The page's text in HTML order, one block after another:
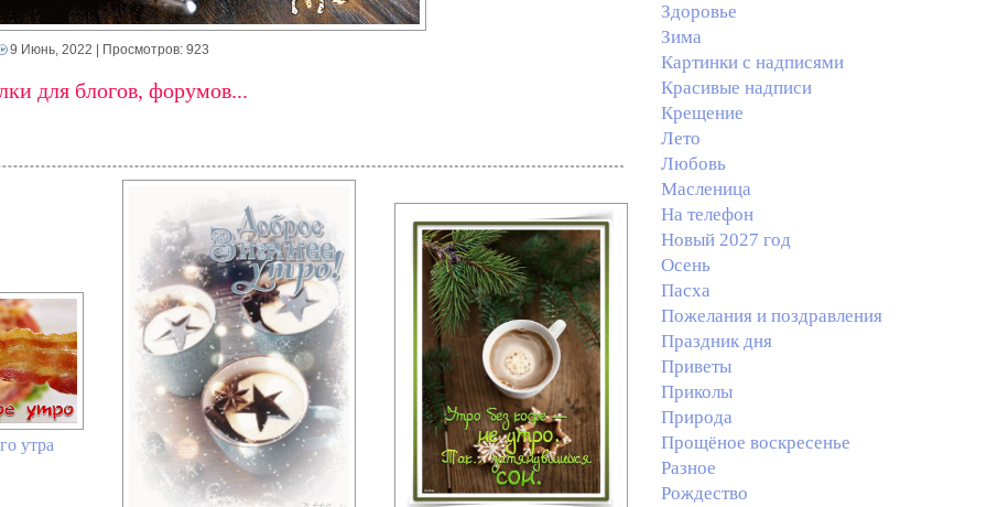
9 Июнь, 2022 | Просмотров: 923
для блогов, форумов...
утра
Здоровье
Зима
Картинки с надписями
Красивые надписи
Крещение
Лето
Любовь
Масленица
На телефон
Новый 2027 год
Осень
Пасха
Пожелания и поздравления
Праздник дня
Приветы
Приколы
Природа
Прощёное воскресенье
Разное
Рождество